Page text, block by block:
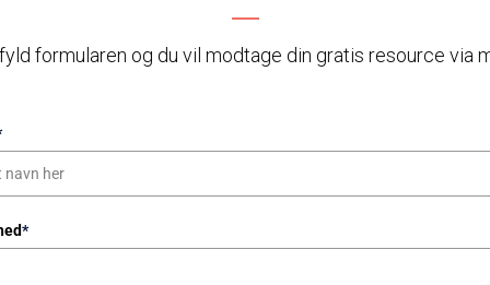
formularen og du vil modtage din gratis resource via
*